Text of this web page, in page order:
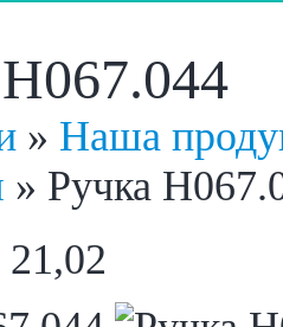
» Наша
» Ручка